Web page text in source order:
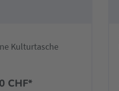
Kulturtasche
CHF*